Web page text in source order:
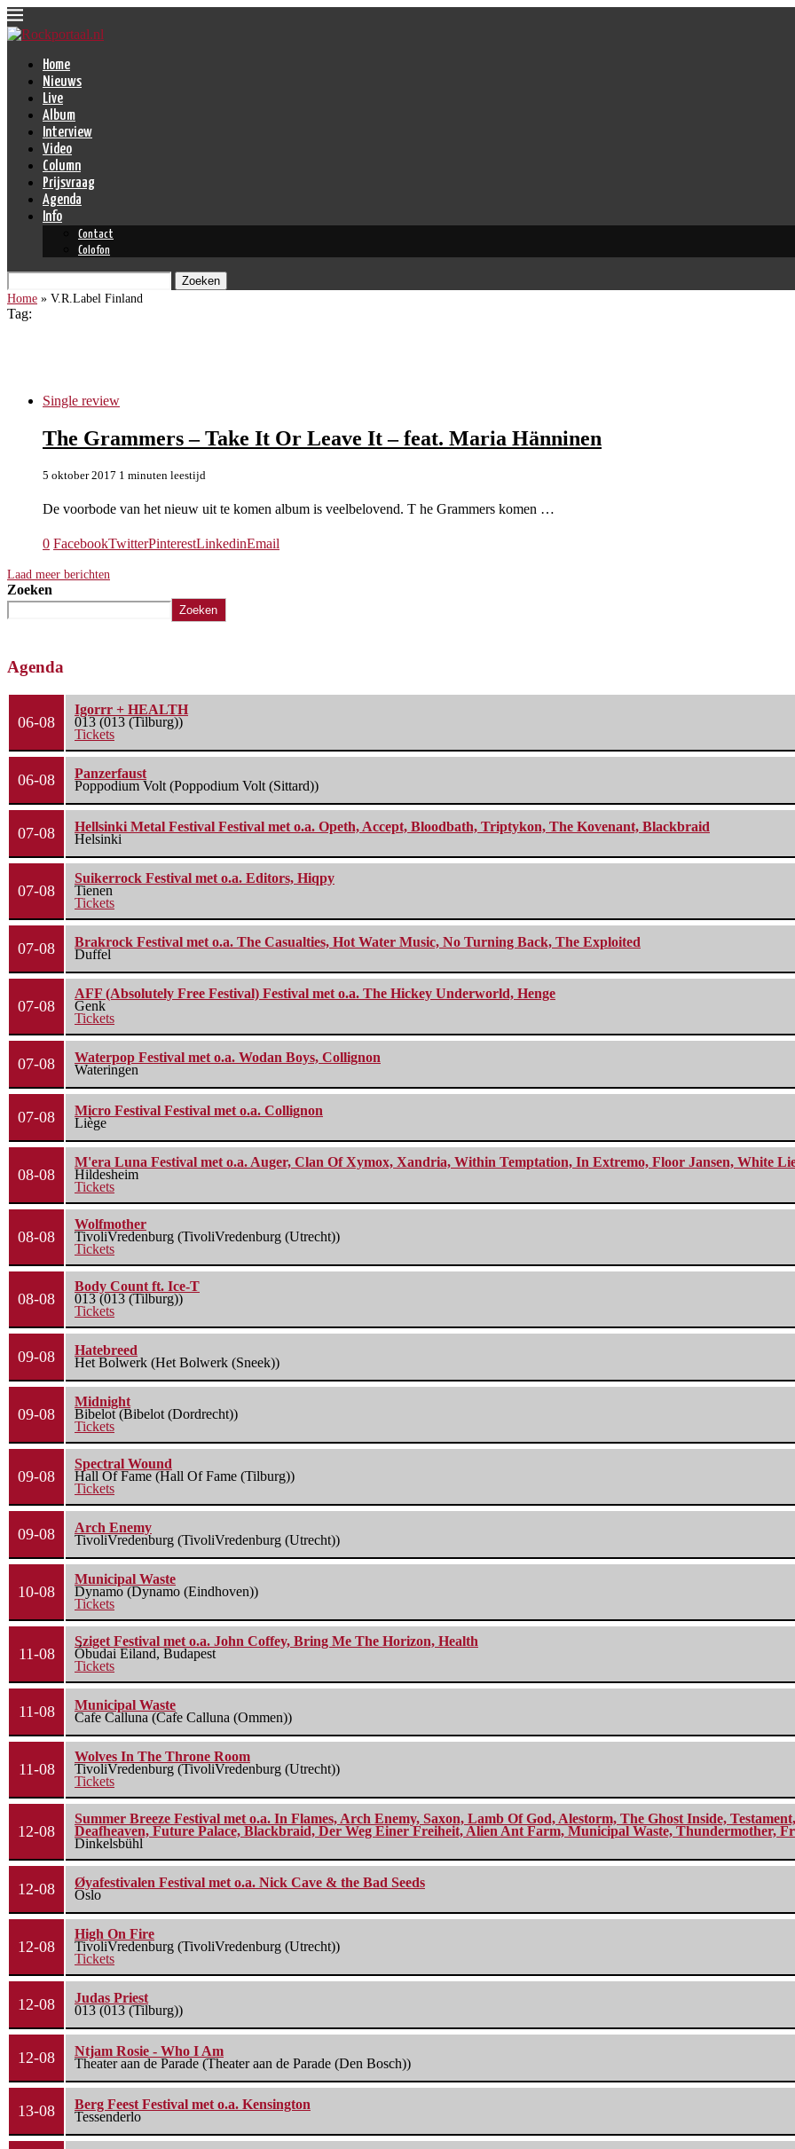
Home
Nieuws
Live
Album
Interview
Video
Column
Prijsvraag
Agenda
Info
Contact
Colofon
Zoeken
Home » V.R.Label Finland
Tag:
Single review
The Grammers – Take It Or Leave It – feat. Maria Hänninen
5 oktober 2017 1 minuten leestijd
De voorbode van het nieuw uit te komen album is veelbelovend. T he Grammers komen …
0 FacebookTwitterPinterestLinkedinEmail
Laad meer berichten
Zoeken
Zoeken
Agenda
06-08
Igorrr + HEALTH
013 (013 (Tilburg))
Tickets
06-08
Panzerfaust
Poppodium Volt (Poppodium Volt (Sittard))
07-08
Hellsinki Metal Festival Festival met o.a. Opeth, Accept, Bloodbath, Triptykon, The Kovenant, Blackbraid
Helsinki
07-08
Suikerrock Festival met o.a. Editors, Hiqpy
Tienen
Tickets
07-08
Brakrock Festival met o.a. The Casualties, Hot Water Music, No Turning Back, The Exploited
Duffel
07-08
AFF (Absolutely Free Festival) Festival met o.a. The Hickey Underworld, Henge
Genk
Tickets
07-08
Waterpop Festival met o.a. Wodan Boys, Collignon
Wateringen
07-08
Micro Festival Festival met o.a. Collignon
Liège
08-08
M'era Luna Festival met o.a. Auger, Clan Of Xymox, Xandria, Within Temptation, In Extremo, Floor Jansen, White
Hildesheim
Tickets
08-08
Wolfmother
TivoliVredenburg (TivoliVredenburg (Utrecht))
Tickets
08-08
Body Count ft. Ice-T
013 (013 (Tilburg))
Tickets
09-08
Hatebreed
Het Bolwerk (Het Bolwerk (Sneek))
09-08
Midnight
Bibelot (Bibelot (Dordrecht))
Tickets
09-08
Spectral Wound
Hall Of Fame (Hall Of Fame (Tilburg))
Tickets
09-08
Arch Enemy
TivoliVredenburg (TivoliVredenburg (Utrecht))
10-08
Municipal Waste
Dynamo (Dynamo (Eindhoven))
Tickets
11-08
Sziget Festival met o.a. John Coffey, Bring Me The Horizon, Health
Óbudai Eiland, Budapest
Tickets
11-08
Municipal Waste
Cafe Calluna (Cafe Calluna (Ommen))
11-08
Wolves In The Throne Room
TivoliVredenburg (TivoliVredenburg (Utrecht))
Tickets
12-08
Summer Breeze Festival met o.a. In Flames, Arch Enemy, Saxon, Lamb Of God, Alestorm, The Ghost Inside,
Deafheaven, Future Palace, Blackbraid, Der Weg Einer Freiheit, Alien Ant Farm, Municipal Waste, Thundermother,
Dinkelsbühl
12-08
Øyafestivalen Festival met o.a. Nick Cave & the Bad Seeds
Oslo
12-08
High On Fire
TivoliVredenburg (TivoliVredenburg (Utrecht))
Tickets
12-08
Judas Priest
013 (013 (Tilburg))
12-08
Ntjam Rosie - Who I Am
Theater aan de Parade (Theater aan de Parade (Den Bosch))
13-08
Berg Feest Festival met o.a. Kensington
Tessenderlo